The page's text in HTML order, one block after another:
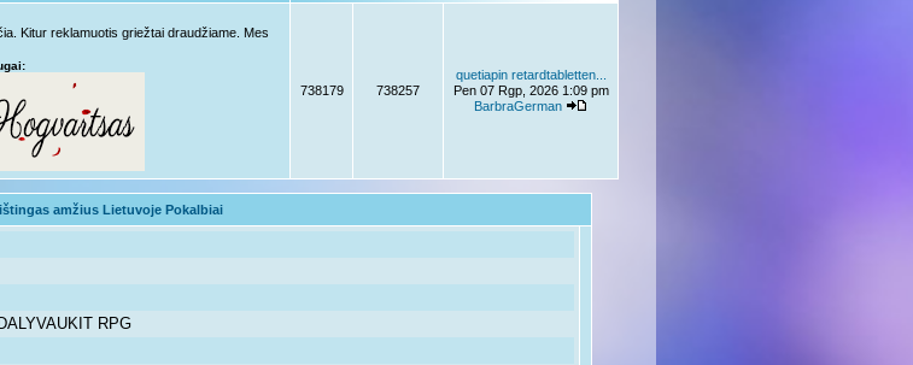
Kitur reklamuotis griežtai draudžiame. Mes
738179 738257
quetiapin retardtabletten...
Pen 07 Rgp, 2026 1:09 pm
BarbraGerman
amžius Lietuvoje Pokalbiai
RPG